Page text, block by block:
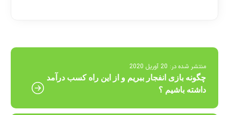
منتشر شده در: 20 آوریل 2020
چگونه بازی انفجار ببریم و از این راه کسب درآمد
داشته باشیم ؟